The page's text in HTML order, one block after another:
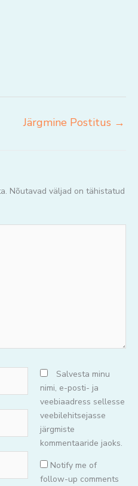
Järgmine Postitus →
Nõutavad väljad on tähistatud
Salvesta minu
nimi, e-posti- ja
veebiaadress sellesse
veebilehitsejasse
järgmiste
kommentaaride jaoks.
Notify me of
follow-up comments